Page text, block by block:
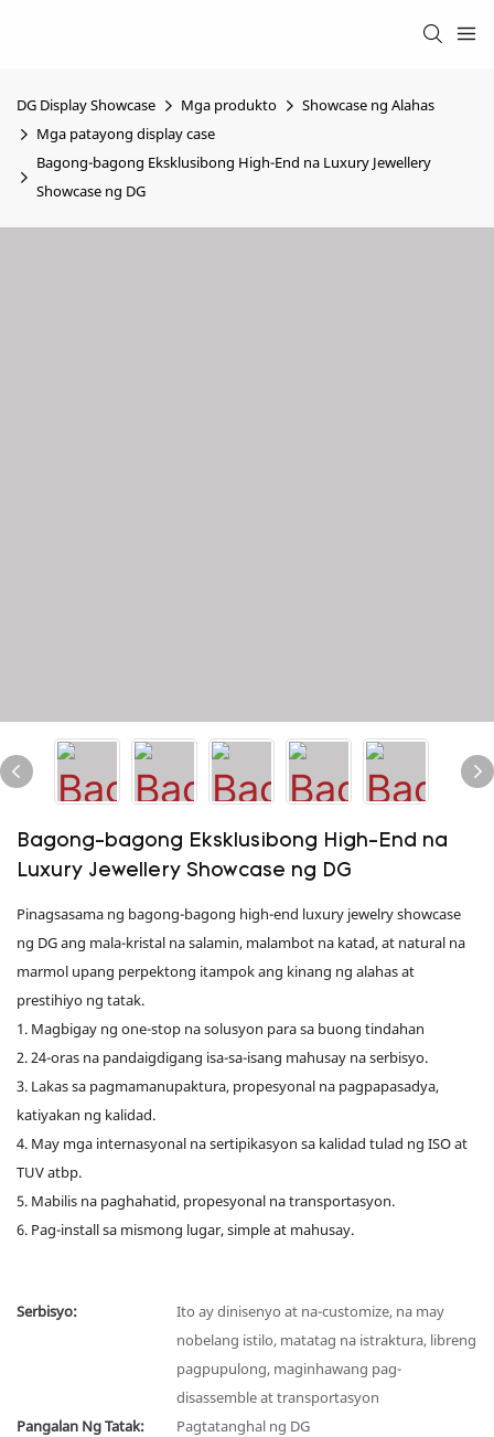
DG Display Showcase Mga produkto
Showcase ng Alahas
Mga patayong display case
Bagong-bagong Eksklusibong High-End na Luxury Jewellery
Showcase ng DG
Bagong-bagong Eksklusibong High-End na
Luxury Jewellery Showcase ng DG
Pinagsasama ng bagong-bagong high-end luxury jewelry showcase
ng DG ang mala-kristal na salamin, malambot na katad, at natural na
marmol upang perpektong itampok ang kinang ng alahas at
prestihiyo ng tatak.
1. Magbigay ng one-stop na solusyon para sa buong tindahan
2. 24-oras na pandaigdigang isa-sa-isang mahusay na serbisyo.
3. Lakas sa pagmamanupaktura, propesyonal na pagpapasadya,
katiyakan ng kalidad.
4. May mga internasyonal na sertipikasyon sa kalidad tulad ng ISO at
TUV atbp.
5. Mabilis na paghahatid, propesyonal na transportasyon.
6. Pag-install sa mismong lugar, simple at mahusay.
Serbisyo:
Ito ay dinisenyo at na-customize, na may
nobelang istilo, matatag na istraktura, libreng
pagpupulong, maginhawang pag-
disassemble at transportasyon
Pangalan Ng Tatak:
Pagtatanghal ng DG